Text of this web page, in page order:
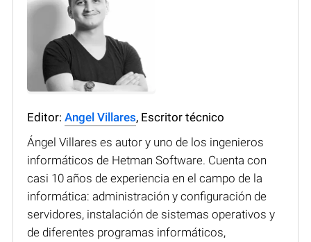
Editor: Angel Villares, Escritor técnico
Ángel Villares es autor y uno de los ingenieros
informáticos de Hetman Software. Cuenta con
casi 10 años de experiencia en el campo de la
informática: administración y configuración de
servidores, instalación de sistemas operativos y
de diferentes programas informáticos,